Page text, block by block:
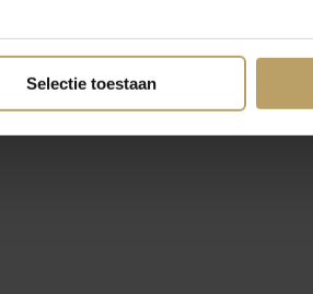
Selectie toestaan